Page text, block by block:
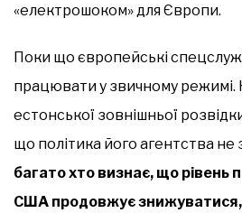
«електрошоком» для Європи.
Поки що європейські
працювати у звичному режимі.
естонської зовнішньої
що політика його агентства не
багато хто визнає, що рівень
США продовжує